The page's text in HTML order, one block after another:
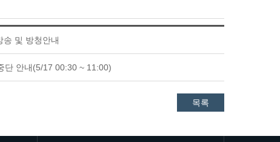
및 방청안내
단 안내(5/17 00:30 ~ 11:00)
목록